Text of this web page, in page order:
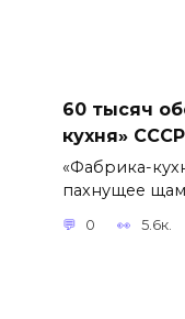
60 тысяч
кухня» СССР
«Фабрика-
пахнущее
0 5.6к.